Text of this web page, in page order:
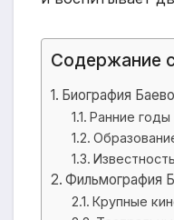
Содержание
Биография
Ранние годы
Фильмография
Крупные